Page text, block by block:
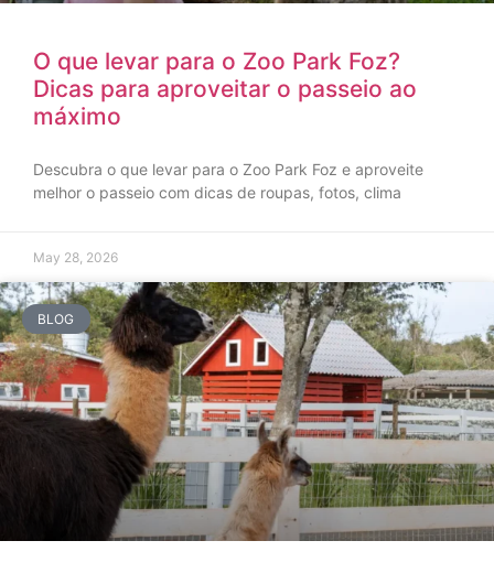
O que levar para o Zoo Park Foz?
Dicas para aproveitar o passeio ao
máximo
Descubra o que levar para o Zoo Park Foz e aproveite
melhor o passeio com dicas de roupas, fotos, clima
May 28, 2026
BLOG